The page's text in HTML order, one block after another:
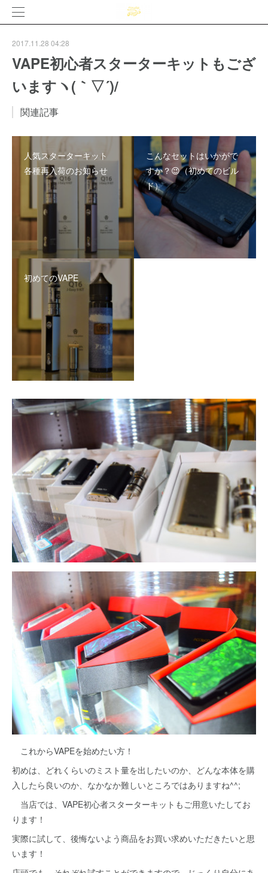
2017.11.28 04:28
VAPE初心者スターターキットもござ
いますヽ(｀▽´)/
関連記事
人気スターターキット
各種再入荷のお知らせ
こんなセットはいかがで
すか？😉（初めてのビル
ド）
初めてのVAPE
これからVAPEを始めたい方！
初めは、どれくらいのミスト量を出したいのか、どんな本体を購
入したら良いのか、なかなか難しいところではありますね^^;
当店では、VAPE初心者スターターキットもご用意いたしてお
ります！
実際に試して、後悔ないよう商品をお買い求めいただきたいと思
います！